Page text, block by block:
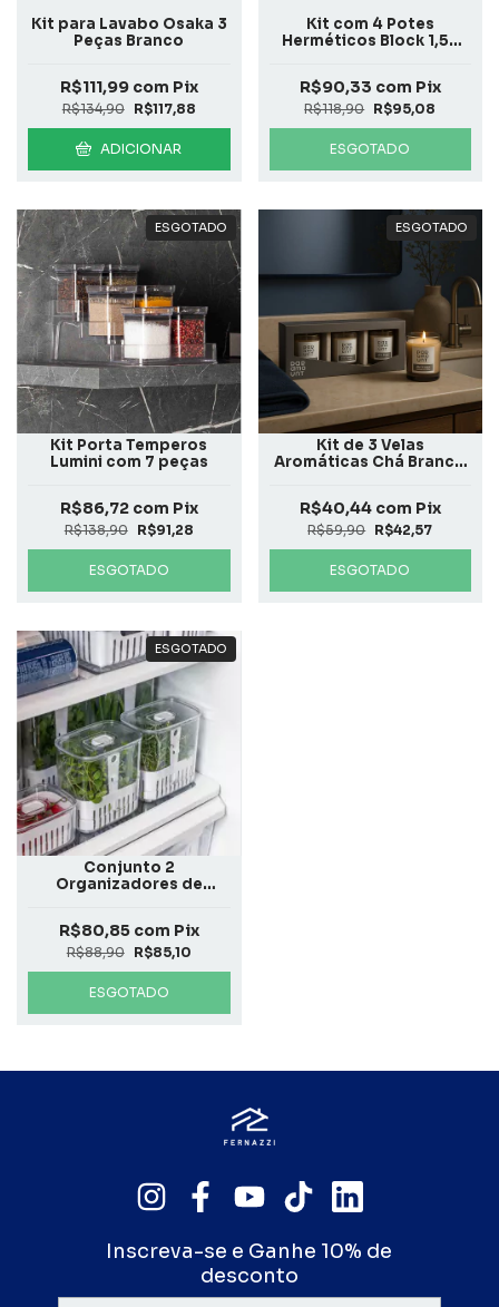
Kit para Lavabo Osaka 3
Peças Branco
R$134,90 R$117,88
R$111,99 com Pix
ADICIONAR
Kit com 4 Potes
Herméticos Block 1,5L
R$118,90 R$95,08
R$90,33 com Pix
ESGOTADO
ESGOTADO
Kit Porta Temperos
Lumini com 7 peças
R$138,90 R$91,28
R$86,72 com Pix
ESGOTADO
ESGOTADO
Kit de 3 Velas
Aromáticas Chá Branco
R$59,90 R$42,57
R$40,44 com Pix
ESGOTADO
ESGOTADO
Conjunto 2
Organizadores de
R$88,90 R$85,10
R$80,85 com Pix
ESGOTADO
Inscreva-se e Ganhe 10% de
desconto